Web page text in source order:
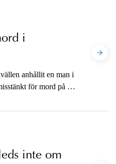
i
anhållit en man i
för mord på en
inte om